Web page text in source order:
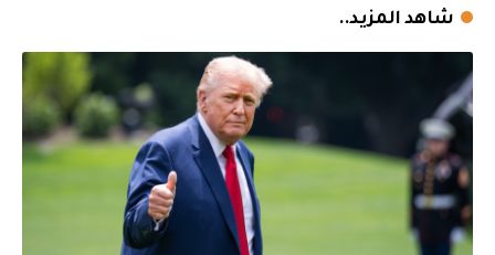
شاهد المزيد..